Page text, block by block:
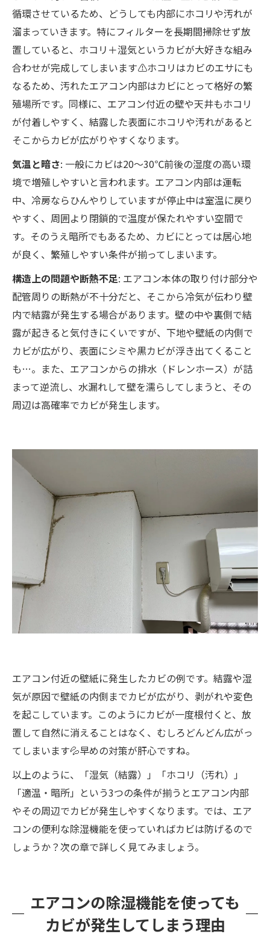
循環させているため、どうしても内部にホコリや汚れが
溜まっていきます。特にフィルターを長期間掃除せず放
置していると、ホコリ＋湿気というカビが大好きな組み
合わせが完成してしまいます⚠️ホコリはカビのエサにも
なるため、汚れたエアコン内部はカビにとって格好の繁
殖場所です。同様に、エアコン付近の壁や天井もホコリ
が付着しやすく、結露した表面にホコリや汚れがあると
そこからカビが広がりやすくなります。
気温と暗さ: 一般にカビは20～30℃前後の湿度の高い環
境で増殖しやすいと言われます。エアコン内部は運転
中、冷房ならひんやりしていますが停止中は室温に戻り
やすく、周囲より閉鎖的で温度が保たれやすい空間で
す。そのうえ暗所でもあるため、カビにとっては居心地
が良く、繁殖しやすい条件が揃ってしまいます。
構造上の問題や断熱不足: エアコン本体の取り付け部分や
配管周りの断熱が不十分だと、そこから冷気が伝わり壁
内で結露が発生する場合があります。壁の中や裏側で結
露が起きると気付きにくいですが、下地や壁紙の内側で
カビが広がり、表面にシミや黒カビが浮き出てくること
も…。また、エアコンからの排水（ドレンホース）が詰
まって逆流し、水漏れして壁を濡らしてしまうと、その
周辺は高確率でカビが発生します。
エアコン付近の壁紙に発生したカビの例です。結露や湿
気が原因で壁紙の内側までカビが広がり、剥がれや変色
を起こしています。このようにカビが一度根付くと、放
置して自然に消えることはなく、むしろどんどん広がっ
てしまいます💦早めの対策が肝心ですね。
以上のように、「湿気（結露）」「ホコリ（汚れ）」
「適温・暗所」という3つの条件が揃うとエアコン内部
やその周辺でカビが発生しやすくなります。では、エア
コンの便利な除湿機能を使っていればカビは防げるので
しょうか？次の章で詳しく見てみましょう。
エアコンの除湿機能を使っても
カビが発生してしまう理由